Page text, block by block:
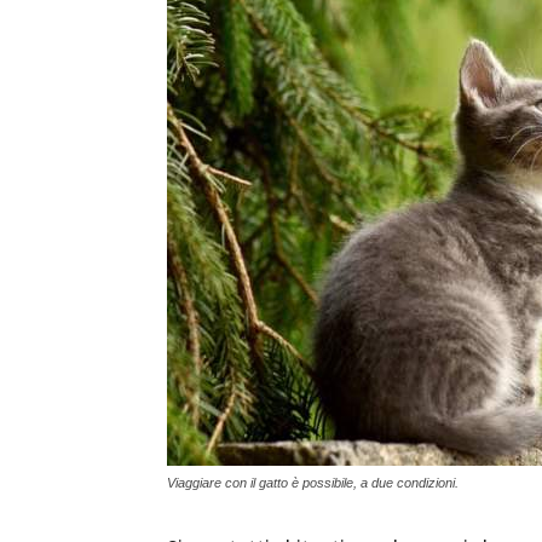
Viaggiare con il gatto è possibile, a due condizioni.